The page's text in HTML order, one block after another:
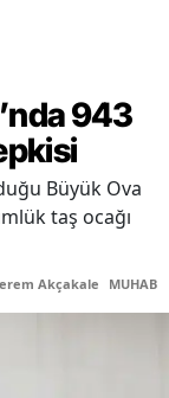
943
Büyük Ova
taş ocağı
Akçakale